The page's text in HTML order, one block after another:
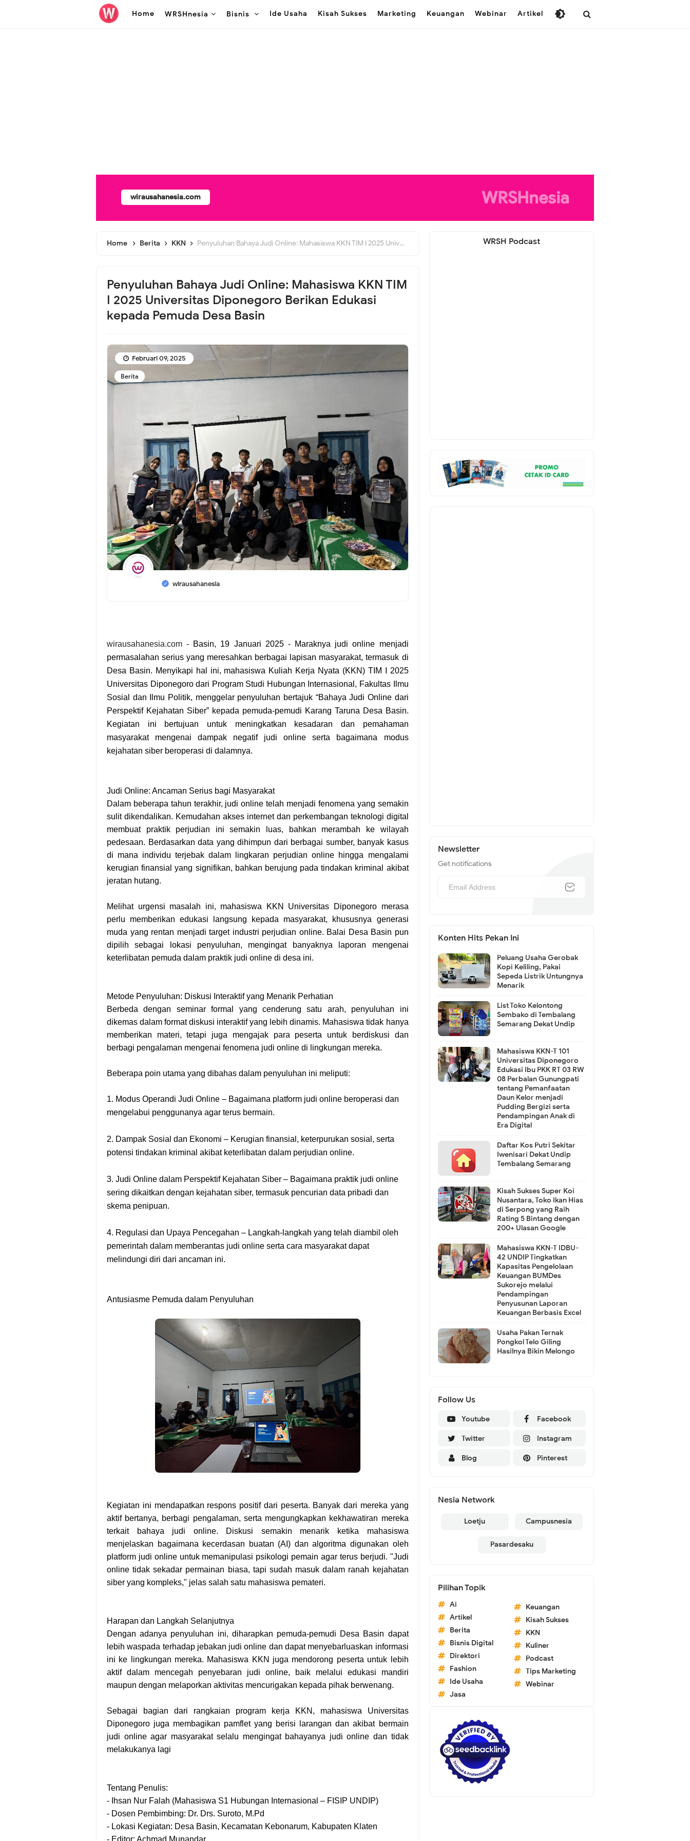
Home WRSHnesia Bisnis Ide Usaha Kisah Sukses Marketing Keuangan Webinar Artikel
wirausahanesia.com WRSHnesia
Home Berita KKN Penyuluhan Bahaya Judi Online: Mahasiswa KKN TIM I 2025 Universitas Diponegoro Berikan Edukasi kepada Pemuda Desa Basin
Penyuluhan Bahaya Judi Online: Mahasiswa KKN TIM
I 2025 Universitas Diponegoro Berikan Edukasi
kepada Pemuda Desa Basin
Berita
wirausahanesia
Februari 09, 2025
wirausahanesia.com - Basin, 19 Januari 2025- Maraknya judi online menjadi
permasalahan serius yang meresahkan berbagai lapisan masyarakat, termasuk di
Desa Basin. Menyikapi hal ini, mahasiswa Kuliah Kerja Nyata (KKN) TIM I 2025
Universitas Diponegoro dari Program Studi Hubungan Internasional, Fakultas Ilmu
Sosial dan Ilmu Politik, menggelar penyuluhan bertajuk “Bahaya Judi Online dari
Perspektif Kejahatan Siber”kepada pemuda-pemudi Karang Taruna Desa Basin.
Kegiatan ini bertujuan untuk meningkatkan kesadaran dan pemahaman
masyarakat mengenai dampak negatif judi online serta bagaimana modus
kejahatan siber beroperasi di dalamnya.
Judi Online: Ancaman Serius bagi Masyarakat
Dalam beberapa tahun terakhir, judi online telah menjadi fenomena yang semakin
sulit dikendalikan. Kemudahan akses internet dan perkembangan teknologi digital
membuat praktik perjudian ini semakin luas, bahkan merambah ke wilayah
pedesaan. Berdasarkan data yang dihimpun dari berbagai sumber, banyak kasus
di mana individu terjebak dalam lingkaran perjudian online hingga mengalami
kerugian finansial yang signifikan, bahkan berujung pada tindakan kriminal akibat
jeratan hutang.
Melihat urgensi masalah ini, mahasiswa KKN Universitas Diponegoro merasa
perlu memberikan edukasi langsung kepada masyarakat, khususnya generasi
muda yang rentan menjadi target industri perjudian online. Balai Desa Basin pun
dipilih sebagai lokasi penyuluhan, mengingat banyaknya laporan mengenai
keterlibatan pemuda dalam praktik judi online di desa ini.
Metode Penyuluhan: Diskusi Interaktif yang Menarik Perhatian
Berbeda dengan seminar formal yang cenderung satu arah, penyuluhan ini
dikemas dalam format diskusi interaktif yang lebih dinamis. Mahasiswa tidak hanya
memberikan materi, tetapi juga mengajak para peserta untuk berdiskusi dan
berbagi pengalaman mengenai fenomena judi online di lingkungan mereka.
Beberapa poin utama yang dibahas dalam penyuluhan ini meliputi:
1. Modus Operandi Judi Online – Bagaimana platform judi online beroperasi dan
mengelabui penggunanya agar terus bermain.
2. Dampak Sosial dan Ekonomi – Kerugian finansial, keterpurukan sosial, serta
potensi tindakan kriminal akibat keterlibatan dalam perjudian online.
3. Judi Online dalam Perspektif Kejahatan Siber – Bagaimana praktik judi online
sering dikaitkan dengan kejahatan siber, termasuk pencurian data pribadi dan
skema penipuan.
4. Regulasi dan Upaya Pencegahan – Langkah-langkah yang telah diambil oleh
pemerintah dalam memberantas judi online serta cara masyarakat dapat
melindungi diri dari ancaman ini.
Antusiasme Pemuda dalam Penyuluhan
Kegiatan ini mendapatkan respons positif dari peserta. Banyak dari mereka yang
aktif bertanya, berbagi pengalaman, serta mengungkapkan kekhawatiran mereka
terkait bahaya judi online. Diskusi semakin menarik ketika mahasiswa
menjelaskan bagaimana kecerdasan buatan (AI) dan algoritma digunakan oleh
platform judi online untuk memanipulasi psikologi pemain agar terus berjudi. "Judi
online tidak sekadar permainan biasa, tapi sudah masuk dalam ranah kejahatan
siber yang kompleks," jelas salah satu mahasiswa pemateri.
Harapan dan Langkah Selanjutnya
Dengan adanya penyuluhan ini, diharapkan pemuda-pemudi Desa Basin dapat
lebih waspada terhadap jebakan judi online dan dapat menyebarluaskan informasi
ini ke lingkungan mereka. Mahasiswa KKN juga mendorong peserta untuk lebih
aktif dalam mencegah penyebaran judi online, baik melalui edukasi mandiri
maupun dengan melaporkan aktivitas mencurigakan kepada pihak berwenang.
Sebagai bagian dari rangkaian program kerja KKN, mahasiswa Universitas
Diponegoro juga membagikan pamflet yang berisi larangan dan akibat bermain
judi online agar masyarakat selalu mengingat bahayanya judi online dan tidak
melakukanya lagi
Tentang Penulis:
- Ihsan Nur Falah (Mahasiswa S1 Hubungan Internasional – FISIP UNDIP)
- Dosen Pembimbing: Dr. Drs. Suroto, M.Pd
- Lokasi Kegiatan: Desa Basin, Kecamatan Kebonarum, Kabupaten Klaten
WRSH Podcast
Newsletter
Get notifications
Konten Hits Pekan Ini
Peluang Usaha Gerobak
Kopi Keliling, Pakai
Sepeda Listrik Untungnya
Menarik
List Toko Kelontong
Sembako di Tembalang
Semarang Dekat Undip
Mahasiswa KKN-T 101
Universitas Diponegoro
Edukasi Ibu PKK RT 03 RW
08 Perbalan Gunungpati
tentang Pemanfaatan
Daun Kelor menjadi
Pudding Bergizi serta
Pendampingan Anak di
Era Digital
Daftar Kos Putri Sekitar
Iwenisari Dekat Undip
Tembalang Semarang
Kisah Sukses Super Koi
Nusantara, Toko Ikan Hias
di Serpong yang Raih
Rating 5 Bintang dengan
200+ Ulasan Google
Mahasiswa KKN-T IDBU-
42 UNDIP Tingkatkan
Kapasitas Pengelolaan
Keuangan BUMDes
Sukorejo melalui
Pendampingan
Penyusunan Laporan
Keuangan Berbasis Excel
Usaha Pakan Ternak
Pongkol Telo Giling
Hasilnya Bikin Melongo
Follow Us
Youtube Facebook
Twitter Instagram
Blog Pinterest
Nesia Network
Loetju Campusnesia
Pasardesaku
Pilihan Topik
Ai
Artikel
Berita
Bisnis Digital
Direktori
Fashion
Ide Usaha
Jasa
Keuangan
Kisah Sukses
KKN
Kuliner
Podcast
Tips Marketing
Webinar